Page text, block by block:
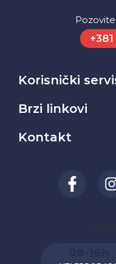
Korisnički
Brzi linkovi
Kontakt